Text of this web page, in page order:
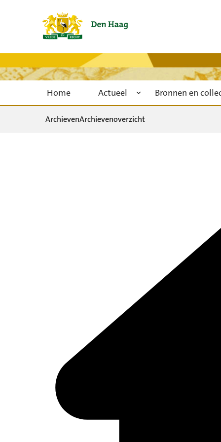
Home Actueel Bronnen en
ArchievenArchievenoverzicht